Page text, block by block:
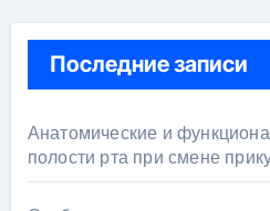
Последние записи
Анатомические и
полости рта при смене